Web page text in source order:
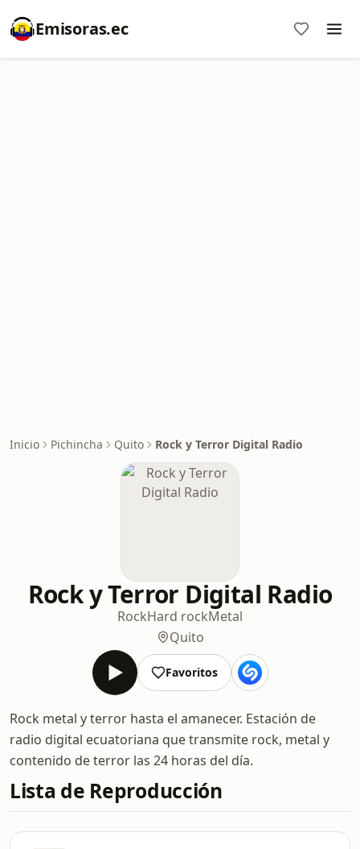
Emisoras.ec
Inicio Pichincha Quito Rock y Terror Digital Radio
Rock y Terror Digital Radio
RockHard rockMetal
Quito
Favoritos
Rock metal y terror hasta el amanecer. Estación de
radio digital ecuatoriana que transmite rock, metal y
contenido de terror las 24 horas del día.
Lista de Reproducción